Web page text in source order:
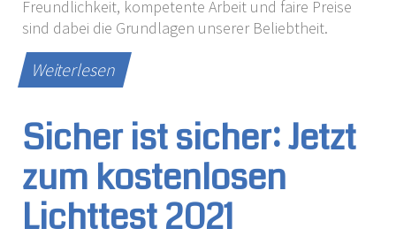
Freundlichkeit, kompetente Arbeit und faire Preise
sind dabei die Grundlagen unserer Beliebtheit.
Weiterlesen
Sicher ist sicher: Jetzt
zum kostenlosen
Lichttest 2021